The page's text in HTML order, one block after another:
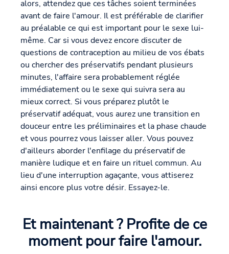
alors, attendez que ces tâches soient terminées
avant de faire l'amour. Il est préférable de clarifier
au préalable ce qui est important pour le sexe lui-
même. Car si vous devez encore discuter de
questions de contraception au milieu de vos ébats
ou chercher des préservatifs pendant plusieurs
minutes, l'affaire sera probablement réglée
immédiatement ou le sexe qui suivra sera au
mieux correct. Si vous préparez plutôt le
préservatif adéquat, vous aurez une transition en
douceur entre les préliminaires et la phase chaude
et vous pourrez vous laisser aller. Vous pouvez
d'ailleurs aborder l'enfilage du préservatif de
manière ludique et en faire un rituel commun. Au
lieu d'une interruption agaçante, vous attiserez
ainsi encore plus votre désir. Essayez-le.
Et maintenant ? Profite de ce
moment pour faire l'amour.